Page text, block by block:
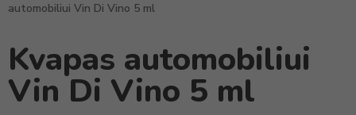
automobiliui Vin Di Vino 5 ml
Kvapas automobiliui
Vin Di Vino 5 ml